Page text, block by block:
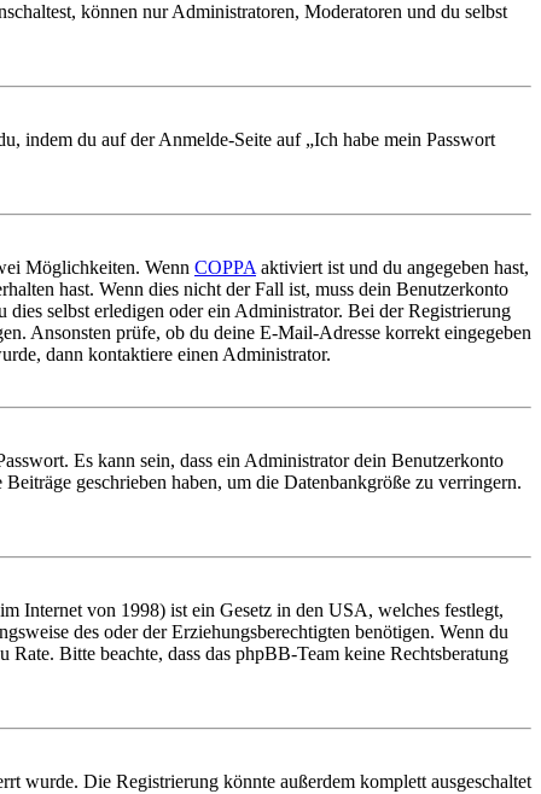
können nur Administratoren, Moderatoren und du selbst
indem du auf der Anmelde-Seite auf „Ich habe mein Passwort
Möglichkeiten. Wenn COPPA aktiviert ist und du angegeben hast,
hast. Wenn dies nicht der Fall ist, muss dein Benutzerkonto
selbst erledigen oder ein Administrator. Bei der Registrierung
Ansonsten prüfe, ob du deine E-Mail-Adresse korrekt eingegeben
dann kontaktiere einen Administrator.
Es kann sein, dass ein Administrator dein Benutzerkonto
geschrieben haben, um die Datenbankgröße zu verringern.
Internet von 1998) ist ein Gesetz in den USA, welches festlegt,
des oder der Erziehungsberechtigten benötigen. Wenn du
Bitte beachte, dass das phpBB-Team keine Rechtsberatung
wurde. Die Registrierung könnte außerdem komplett ausgeschaltet